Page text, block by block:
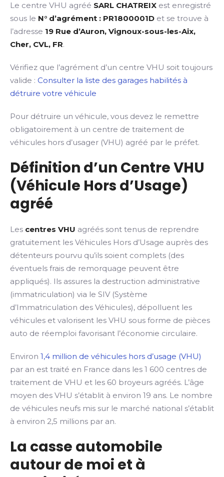
Le centre VHU agréé SARL CHATREIX est enregistré
sous le N° d’agrément : PR1800001D et se trouve à
l’adresse 19 Rue d’Auron, Vignoux-sous-les-Aix,
Cher, CVL, FR.
Vérifiez que l’agrément d’un centre VHU soit toujours
valide : Consulter la liste des garages habilités à
détruire votre véhicule
Pour détruire un véhicule, vous devez le remettre
obligatoirement à un centre de traitement de
véhicules hors d’usager (VHU) agréé par le préfet.
Définition d’un Centre VHU
(Véhicule Hors d’Usage)
agréé
Les centres VHU agréés sont tenus de reprendre
gratuitement les Véhicules Hors d’Usage auprès des
détenteurs pourvu qu’ils soient complets (des
éventuels frais de remorquage peuvent être
appliqués). Ils assures la destruction administrative
(immatriculation) via le SIV (Système
d’Immatriculation des Véhicules), dépolluent les
véhicules et valorisent les VHU sous forme de pièces
auto de réemploi favorisant l’économie circulaire.
Environ 1,4 million de véhicules hors d’usage (VHU)
par an est traité en France dans les 1 600 centres de
traitement de VHU et les 60 broyeurs agréés. L’âge
moyen des VHU s’établit à environ 19 ans. Le nombre
de véhicules neufs mis sur le marché national s’établit
à environ 2,5 millions par an.
La casse automobile
autour de moi et à